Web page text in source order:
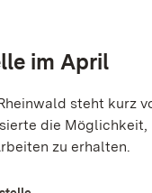
im April
steht kurz
die Möglichkeit,
zu erhalten.